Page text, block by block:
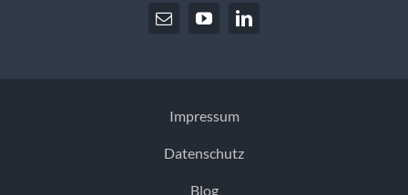
Impressum
Datenschutz
Blog